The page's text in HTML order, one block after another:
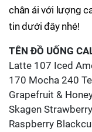
chân ái với lượng
tin dưới đây nhé!
TÊN ĐỒ UỐNG
Latte 107 Iced
170 Mocha 240
Grapefruit &
Skagen
Raspberry